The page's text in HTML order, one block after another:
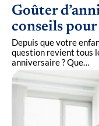
Goûter
conseils
Depuis que votre
question revient tous
anniversaire ? Que…